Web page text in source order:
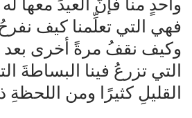
واحدٍ منا فإنَّ العيدَ معها
فهي التي تعلِّمنا كيف
وكيف نقفُ مرةً أخرى
التي تزرعُ فينا البساطةَ
القليلِ كثيرًا ومن